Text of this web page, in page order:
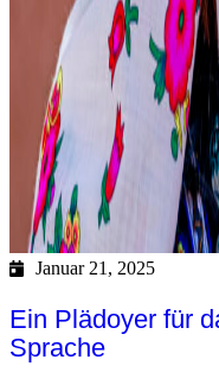
Januar 21, 2025
Ein Plädoyer für
Sprache